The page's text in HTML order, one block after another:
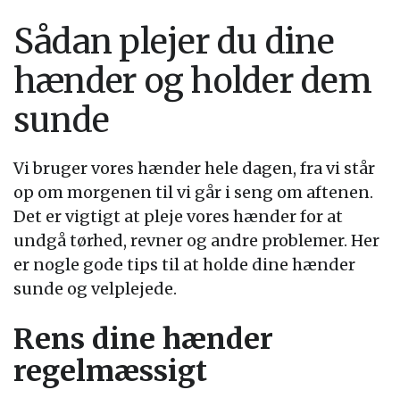
Sådan plejer du dine
hænder og holder dem
sunde
Vi bruger vores hænder hele dagen, fra vi står
op om morgenen til vi går i seng om aftenen.
Det er vigtigt at pleje vores hænder for at
undgå tørhed, revner og andre problemer. Her
er nogle gode tips til at holde dine hænder
sunde og velplejede.
Rens dine hænder
regelmæssigt